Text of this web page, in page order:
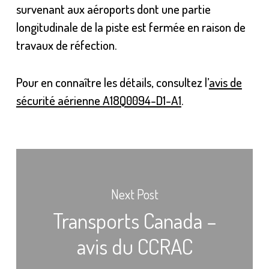
survenant aux aéroports dont une partie
longitudinale de la piste est fermée en raison de
travaux de réfection.
Pour en connaître les détails, consultez l’avis de
sécurité aérienne A18Q0094-D1-A1.
Next Post
Transports Canada –
avis du CCRAC